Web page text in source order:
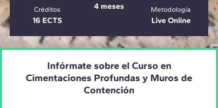
4 meses
Créditos
16 ECTS
Metodología
Live Online
Infórmate sobre el Curso en
Cimentaciones Profundas y Muros de
Contención